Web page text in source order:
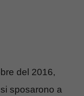
del 2016,
sposarono a